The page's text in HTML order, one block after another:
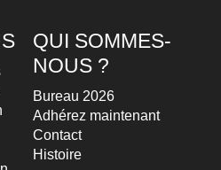
QUI SOMMES-
NOUS ?
Bureau 2026
Adhérez maintenant
Contact
Histoire